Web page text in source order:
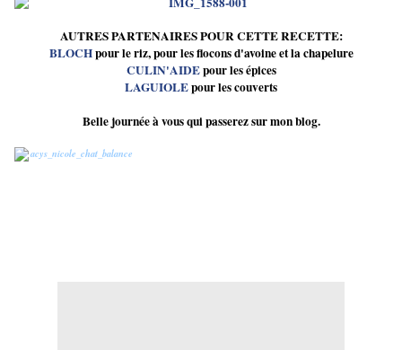
AUTRES PARTENAIRES POUR CETTE RECETTE:
BLOCHpour le riz, pour les flocons d'avoine et la chapelure
CULIN'AIDEpour les épices
LAGUIOLEpour les couverts
Belle journée à vous qui passerez sur mon blog.